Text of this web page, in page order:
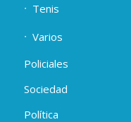
Tenis
Varios
Policiales
Sociedad
Política